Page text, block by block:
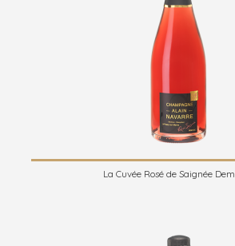
La Cuvée Rosé de Saignée